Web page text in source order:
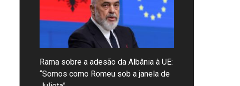
Rama sobre a adesão da Albânia à UE:
“Somos como Romeu sob a janela de